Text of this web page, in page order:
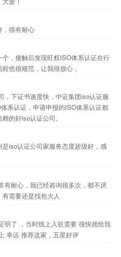
，很有耐心
，接触后发现旺权ISO体系认证在行
也很规范，让我很放心，
，下证书速度快，中证集团iso认证服
系认证，申请申报的ISO体系认证都
的好iso认证公司。
iso认证公司家服务态度超级好，感
有耐心，我已经咨询很多次，都不厌
需要还是找包大人
明了 ，当时线上入驻需要 很快就给我
幸运 推荐这家，五星好评